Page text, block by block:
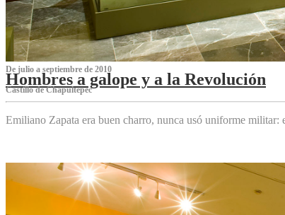
De julio a septiembre de 2010
Hombres a galope y a la Revolución
Castillo de Chapultepec
Emiliano Zapata era buen charro, nunca usó uniforme